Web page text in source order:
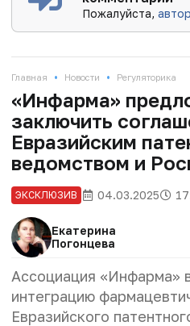
Пожалуйста,
Главная • Новости • Регуляторика
«Инфарма»
заключить
Евразийским
ведомством и
ЭКСКЛЮЗИВ 04.03.2025
Екатерина
Погонцева
Ассоциация «Инфарма»
интеграцию
Евразийского